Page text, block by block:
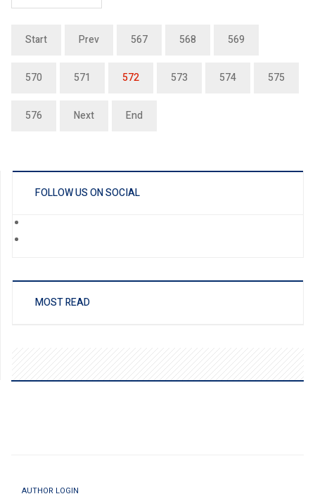
Start Prev 567 568 569
570 571 572 573 574 575
576 Next End
FOLLOW US ON SOCIAL
MOST READ
AUTHOR LOGIN